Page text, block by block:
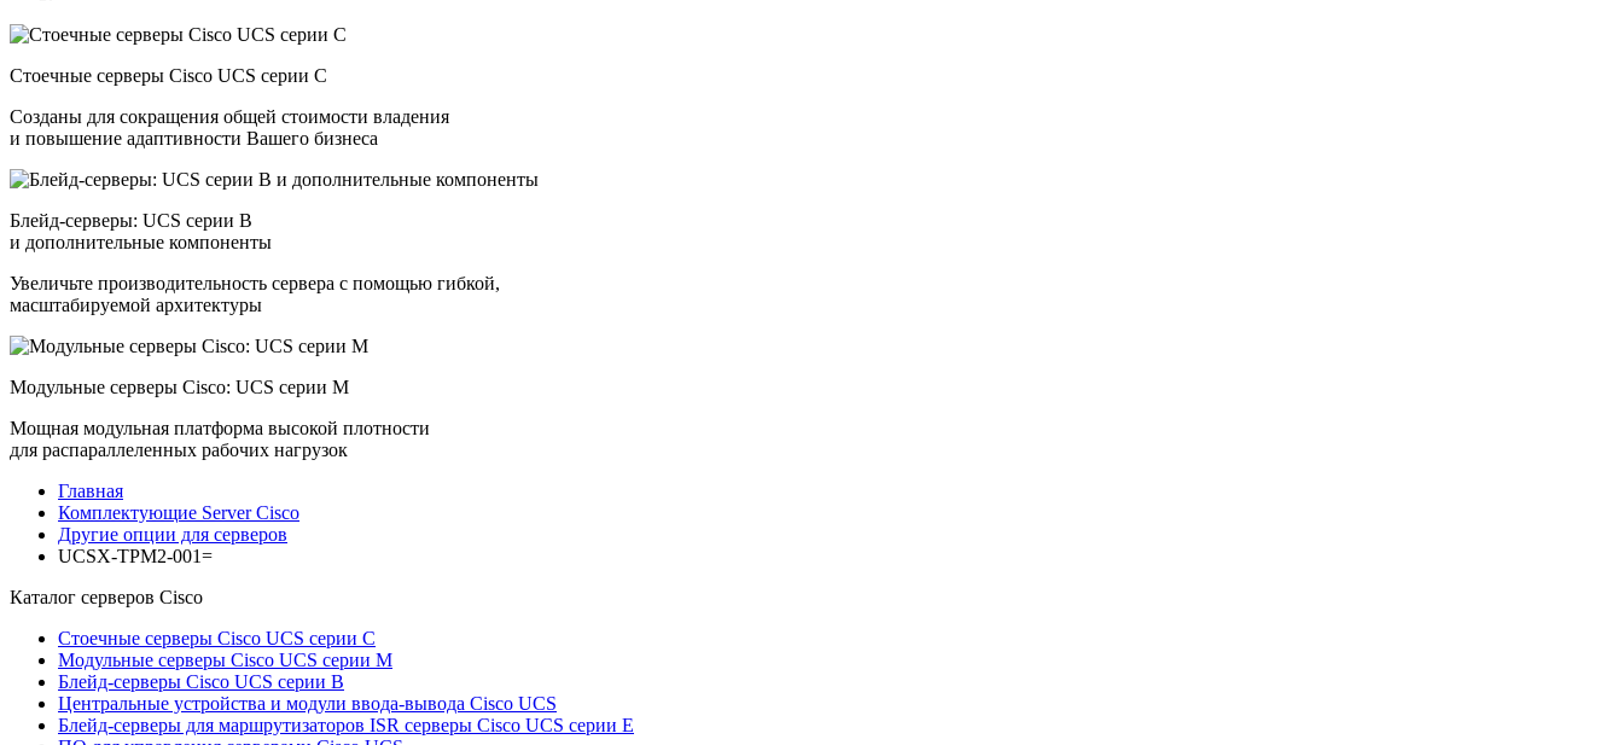
Стоечные серверы Cisco UCS серии C
Созданы для сокращения общей стоимости владения
и повышение адаптивности Вашего бизнеса
Блейд-серверы: UCS серии B
и дополнительные компоненты
Увеличьте производительность сервера с помощью гибкой,
масштабируемой архитектуры
Модульные серверы Cisco: UCS серии M
Мощная модульная платформа высокой плотности
для распараллеленных рабочих нагрузок
Главная
Комплектующие Server Cisco
Другие опции для серверов
UCSX-TPM2-001=
Каталог серверов Cisco
Стоечные серверы Cisco UCS серии C
Модульные серверы Cisco UCS серии M
Блейд-серверы Cisco UCS серии B
Центральные устройства и модули ввода-вывода Cisco UCS
Блейд-серверы для маршрутизаторов ISR серверы Cisco UCS серии E